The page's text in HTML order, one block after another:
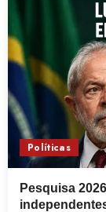
Políticas
Pesquisa